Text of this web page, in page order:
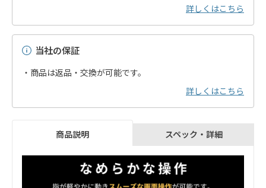
商品説明 スペック・詳細
詳しくはこちら
当社の保証
・商品は返品・交換が可能です。
詳しくはこちら